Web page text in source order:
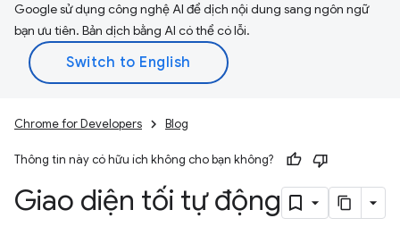
Google sử dụng công nghệ AI để dịch nội dung sang ngôn ngữ
bạn ưu tiên. Bản dịch bằng AI có thể có lỗi.
Chrome for Developers Blog
Thông tin này có hữu ích không cho bạn không?
Giao diện tối tự động